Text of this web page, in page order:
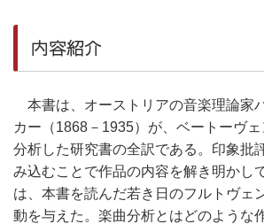
内容紹介
本書は、オーストリアの音楽理論家
カー（1868－1935）が、ベートーヴ
分析した研究書の全訳である。印象批
み込むことで作品の内容を解き明かし
は、本書を読んだ若き日のフルトヴェ
動を与えた。楽曲分析とはどのような